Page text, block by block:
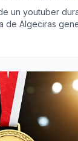
un youtuber
de Algeciras
del alcalde.